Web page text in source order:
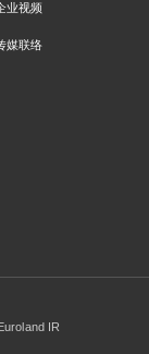
业视频
媒联络
IR